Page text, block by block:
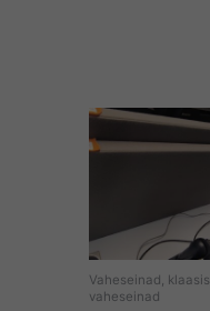
Vaheseinad,
vaheseinad